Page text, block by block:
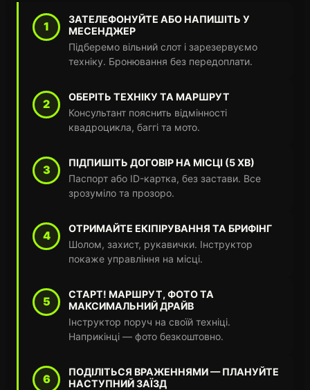
1
ЗАТЕЛЕФОНУЙТЕ АБО НАПИШІТЬ У
МЕСЕНДЖЕР
Підберемо вільний слот і зарезервуємо
техніку. Бронювання без передоплати.
2
ОБЕРІТЬ ТЕХНІКУ ТА МАРШРУТ
Консультант пояснить відмінності
квадроцикла, баггі та мото.
3
ПІДПИШІТЬ ДОГОВІР НА МІСЦІ (5 ХВ)
Паспорт або ID-картка, без застави. Все
зрозуміло та прозоро.
4
ОТРИМАЙТЕ ЕКІПІРУВАННЯ ТА БРИФІНГ
Шолом, захист, рукавички. Інструктор
покаже управління на місці.
5
СТАРТ! МАРШРУТ, ФОТО ТА
МАКСИМАЛЬНИЙ ДРАЙВ
Інструктор поруч на своїй техніці.
Наприкінці — фото безкоштовно.
6
ПОДІЛІТЬСЯ ВРАЖЕННЯМИ — ПЛАНУЙТЕ
НАСТУПНИЙ ЗАЇЗД